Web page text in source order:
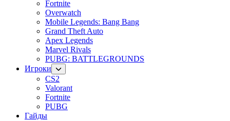
Fortnite
Overwatch
Mobile Legends: Bang Bang
Grand Theft Auto
Apex Legends
Marvel Rivals
PUBG: BATTLEGROUNDS
Игроки
CS2
Valorant
Fortnite
PUBG
Гайды